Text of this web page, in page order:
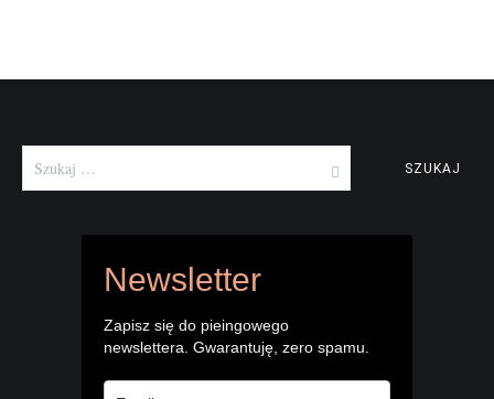
Newsletter
Zapisz się do pieingowego
newslettera. Gwarantuję, zero spamu.